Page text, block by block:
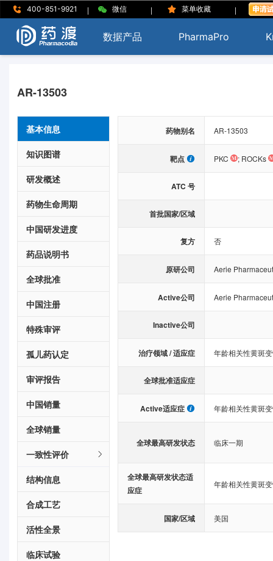
400-851-9921 | 微信 | 菜单收藏 |
数据产品 PharmaPro
AR-13503
基本信息
知识图谱
研发概述
药物生命周期
中国研发进度
药品说明书
全球批准
中国注册
特殊审评
孤儿药认定
审评报告
中国销量
全球销量
一致性评价
结构信息
合成工艺
活性全景
临床试验
药物别名 AR-13503
靶点 PKC ; ROCKs
ATC 号
首批国家/区域
复方 否
原研公司 Aerie
Active公司 Aerie
Inactive公司
治疗领域 / 适应症 年龄相关性黄斑
全球批准适应症
Active适应症 年龄相关性黄斑
全球最高研发状态 临床一期
全球最高研发状态适
应症
年龄相关性黄斑
国家/区域 美国